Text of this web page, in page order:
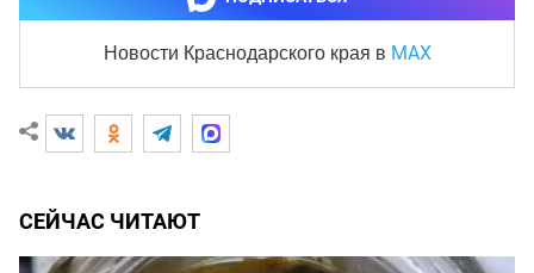
Новости Краснодарского края в MAX
СЕЙЧАС ЧИТАЮТ